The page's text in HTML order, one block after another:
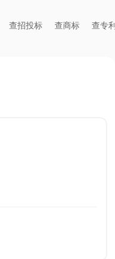
查招投标 查商标 查专利